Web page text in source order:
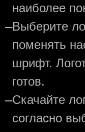
наиболее
—Выберите
поменять
шрифт.
готов.
—Скачайте
согласно